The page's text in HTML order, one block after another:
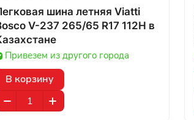
шина летняя Viatti
V-237 265/65 R17 112H в
Привезем из другого города
В корзину